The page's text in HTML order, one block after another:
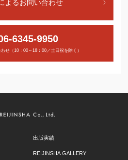
よるお問い合わせ
6345-9950
せ（10：00～18：00／土日祝を除く）
出版実績
REIJINSHA GALLERY